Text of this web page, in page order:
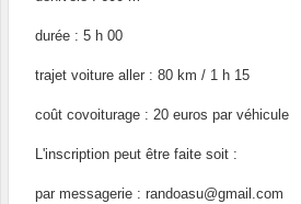
durée : 5 h 00
trajet voiture aller : 80 km / 1 h 15
coût covoiturage : 20 euros par véhicule
L'inscription peut être faite soit :
par messagerie : randoasu@gmail.com